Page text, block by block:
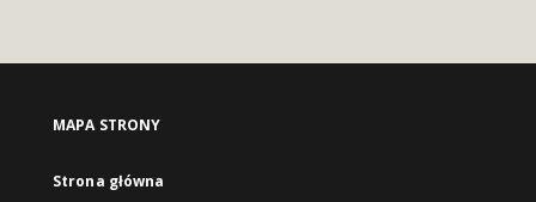
MAPA STRONY
Strona główna